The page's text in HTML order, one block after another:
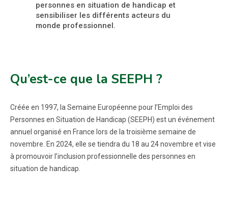
personnes en situation de handicap et
sensibiliser les différents acteurs du
monde professionnel.
Qu’est-ce que la SEEPH ?
Créée en 1997, la Semaine Européenne pour l’Emploi des
Personnes en Situation de Handicap (SEEPH) est un événement
annuel organisé en France lors de la troisième semaine de
novembre. En 2024, elle se tiendra du 18 au 24 novembre et vise
à promouvoir l’inclusion professionnelle des personnes en
situation de handicap.